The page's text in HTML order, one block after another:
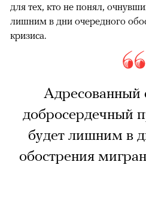
для тех, кто не понял,
лишним в дни очередного
кризиса.
Адресованный
добросердечный
будет лишним в
обострения